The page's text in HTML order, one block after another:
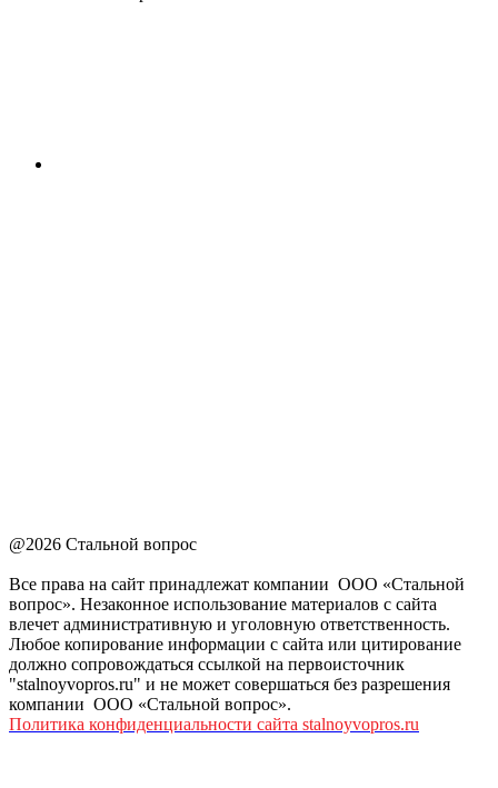
@2026 Стальной вопрос
Все права на сайт принадлежат компании ООО «Стальной
вопрос». Незаконное использование материалов с сайта
влечет административную и уголовную ответственность.
Любое копирование информации с сайта или цитирование
должно сопровождаться ссылкой на первоисточник
"stalnoyvopros.ru" и не может совершаться без разрешения
компании ООО «Стальной вопрос».
Политика конфиденциальности сайта stalnoyvopros.ru